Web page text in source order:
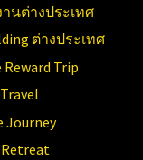
นต่างประเทศ
ต่างประเทศ
Trip
Journey